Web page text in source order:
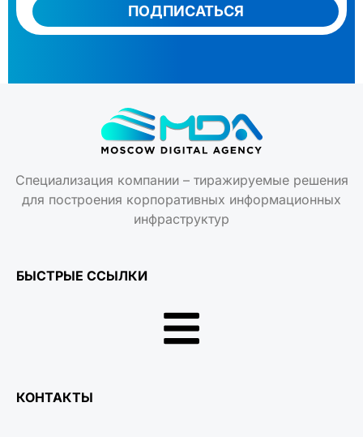
ПОДПИСАТЬСЯ
Специализация компании – тиражируемые решения
для построения корпоративных информационных
инфраструктур
БЫСТРЫЕ ССЫЛКИ
КОНТАКТЫ